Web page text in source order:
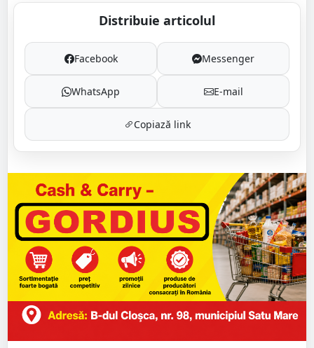
Distribuie articolul
Facebook Messenger
WhatsApp E-mail
Copiază link